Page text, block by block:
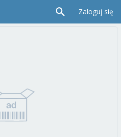
Zaloguj się